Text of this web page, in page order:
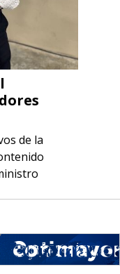
de la